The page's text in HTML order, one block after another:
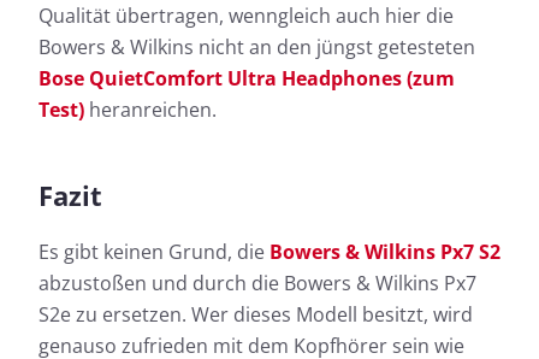
Qualität übertragen, wenngleich auch hier die
Bowers & Wilkins nicht an den jüngst getesteten
Bose QuietComfort Ultra Headphones (zum
Test) heranreichen.
Fazit
Es gibt keinen Grund, die Bowers & Wilkins Px7 S2
abzustoßen und durch die Bowers & Wilkins Px7
S2e zu ersetzen. Wer dieses Modell besitzt, wird
genauso zufrieden mit dem Kopfhörer sein wie